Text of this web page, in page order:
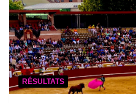
RÉSULTATS